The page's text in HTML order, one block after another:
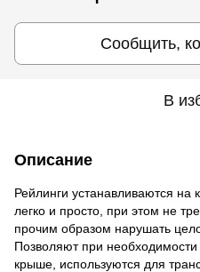
Сообщить,
В
Описание
Рейлинги устанавливаются
легко и просто, при этом не
прочим образом нарушать
Позволяют при необходимости
крыше, используются для